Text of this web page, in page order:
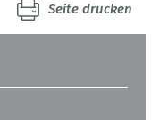
Seite drucken